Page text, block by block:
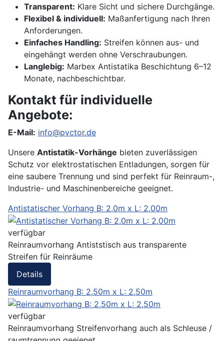
Transparent: Klare Sicht und sichere Durchgänge.
Flexibel & individuell: Maßanfertigung nach Ihren
Anforderungen.
Einfaches Handling: Streifen können aus- und
eingehängt werden ohne Verschraubungen.
Langlebig: Marbex Antistatika Beschichtung 6–12
Monate, nachbeschichtbar.
Kontakt für individuelle
Angebote:
E-Mail: info@pvctor.de
Unsere Antistatik-Vorhänge bieten zuverlässigen
Schutz vor elektrostatischen Entladungen, sorgen für
eine saubere Trennung und sind perfekt für Reinraum-,
Industrie- und Maschinenbereiche geeignet.
Antistatischer Vorhang B: 2,0m x L: 2,00m
verfügbar
Reinraumvorhang Antiststisch aus transparente
Streifen für Reinräume
Details
Reinraumvorhang B: 2,50m x L: 2,50m
verfügbar
Reinraumvorhang Streifenvorhang auch als Schleuse /